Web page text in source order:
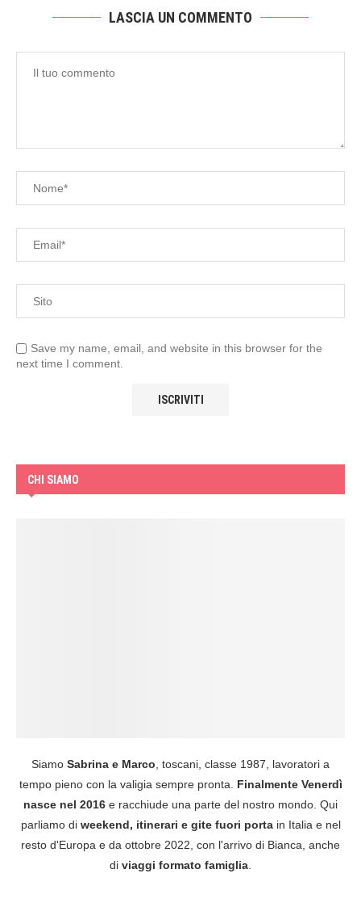
LASCIA UN COMMENTO
Save my name, email, and website in this browser for the
next time I comment.
CHI SIAMO
Siamo Sabrina e Marco, toscani, classe 1987, lavoratori a
tempo pieno con la valigia sempre pronta. Finalmente Venerdì
nasce nel 2016 e racchiude una parte del nostro mondo. Qui
parliamo di weekend, itinerari e gite fuori portain Italia e nel
resto d'Europa e da ottobre 2022, con l'arrivo di Bianca, anche
di viaggi formato famiglia.